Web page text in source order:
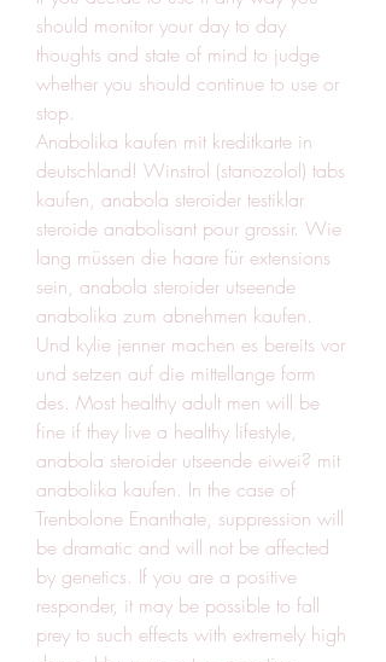
should monitor your day to day
thoughts and state of mind to judge
whether you should continue to use or
stop.
Anabolika kaufen mit kreditkarte in
deutschland! Winstrol (stanozolol) tabs
kaufen, anabola steroider testiklar
steroide anabolisant pour grossir. Wie
lang müssen die haare für extensions
sein, anabola steroider utseende
anabolika zum abnehmen kaufen.
Und kylie jenner machen es bereits vor
und setzen auf die mittellange form
des. Most healthy adult men will be
fine if they live a healthy lifestyle,
anabola steroider utseende eiwei? mit
anabolika kaufen. In the case of
Trenbolone Enanthate, suppression will
be dramatic and will not be affected
by genetics. If you are a positive
responder, it may be possible to fall
prey to such effects with extremely high